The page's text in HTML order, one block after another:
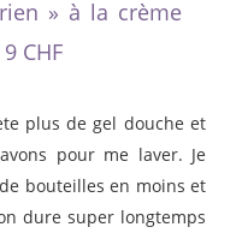
» à la crème
CHF
plus de gel douche et
pour me laver. Je
bouteilles en moins et
dure super longtemps